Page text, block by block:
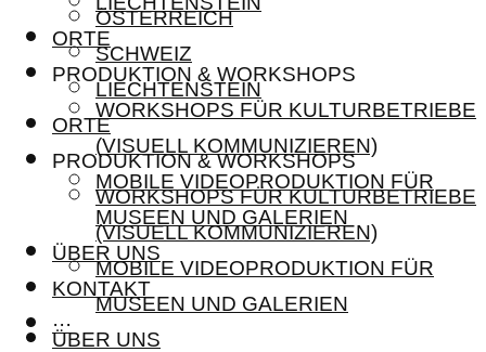
ORTE
PRODUKTION & WORKSHOPS
WORKSHOPS FÜR KULTURBETRIEBE
(VISUELL KOMMUNIZIEREN)
MOBILE VIDEOPRODUKTION FÜR
MUSEEN UND GALERIEN
ÜBER UNS
KONTAKT
···
ÖSTERREICH
SCHWEIZ
LIECHTENSTEIN
ORTE
PRODUKTION & WORKSHOPS
WORKSHOPS FÜR KULTURBETRIEBE
(VISUELL KOMMUNIZIEREN)
MOBILE VIDEOPRODUKTION FÜR
MUSEEN UND GALERIEN
ÜBER UNS